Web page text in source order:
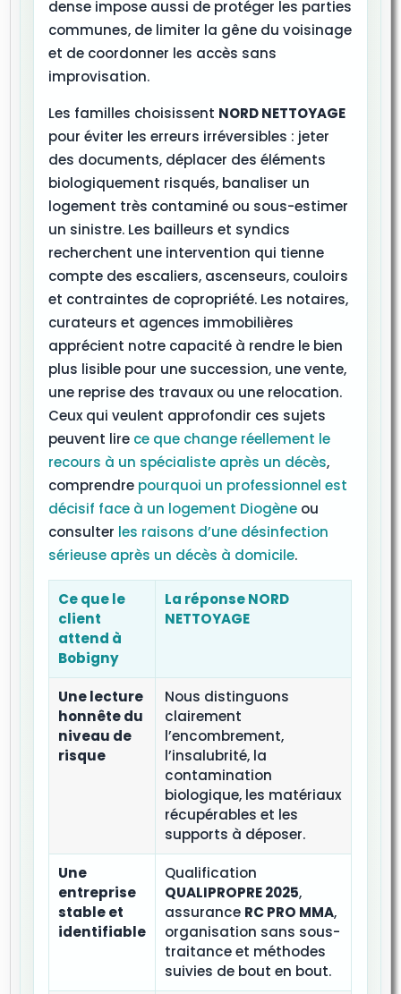
dense impose aussi de protéger les parties
communes, de limiter la gêne du voisinage
et de coordonner les accès sans
improvisation.
Les familles choisissent NORD NETTOYAGE
pour éviter les erreurs irréversibles : jeter
des documents, déplacer des éléments
biologiquement risqués, banaliser un
logement très contaminé ou sous-estimer
un sinistre. Les bailleurs et syndics
recherchent une intervention qui tienne
compte des escaliers, ascenseurs, couloirs
et contraintes de copropriété. Les notaires,
curateurs et agences immobilières
apprécient notre capacité à rendre le bien
plus lisible pour une succession, une vente,
une reprise des travaux ou une relocation.
Ceux qui veulent approfondir ces sujets
peuvent lire ce que change réellement le
recours à un spécialiste après un décès,
comprendre pourquoi un professionnel est
décisif face à un logement Diogène ou
consulter les raisons d’une désinfection
sérieuse après un décès à domicile.
Ce que le
client
attend à
Bobigny
La réponse NORD
NETTOYAGE
Une lecture
honnête du
niveau de
risque
Nous distinguons
clairement
l’encombrement,
l’insalubrité, la
contamination
biologique, les matériaux
récupérables et les
supports à déposer.
Une
entreprise
stable et
identifiable
Qualification
QUALIPROPRE 2025,
assurance RC PRO MMA,
organisation sans sous-
traitance et méthodes
suivies de bout en bout.